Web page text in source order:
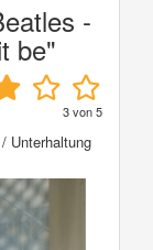
-
be"
3von5
Unterhaltung